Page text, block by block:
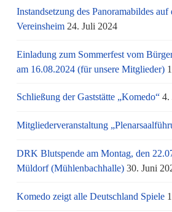
Instandsetzung des Panoramabildes
Vereinsheim 24. Juli 2024
Einladung zum Sommerfest vom
am 16.08.2024 (für unsere Mitglieder)
Schließung der Gaststätte „Komedo“ 4.
Mitgliederveranstaltung
DRK Blutspende am Montag, den
Müldorf (Mühlenbachhalle) 30. Juni
Komedo zeigt alle Deutschland Spiele